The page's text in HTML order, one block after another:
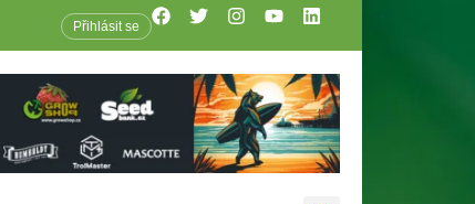
Přihlásit se